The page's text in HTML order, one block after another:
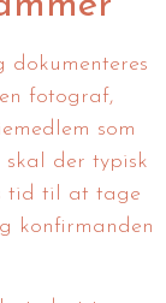
dokumenteres
fotograf,
som
der typisk
tid til at tage
konfirmanden